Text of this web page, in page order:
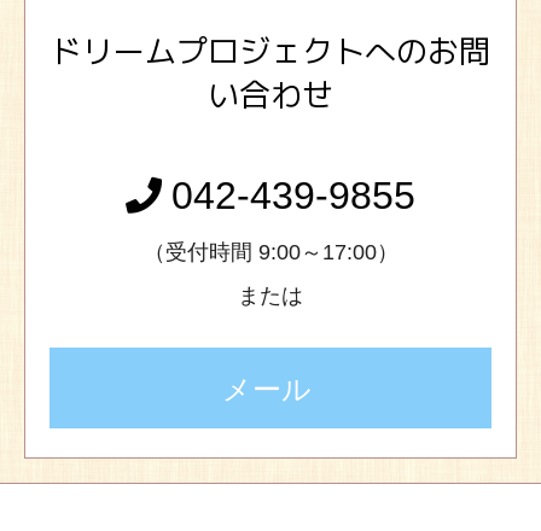
ドリームプロジェクトへのお問
い合わせ
042-439-9855
（受付時間 9:00～17:00）
または
メール